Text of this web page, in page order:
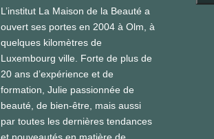
L’institut La Maison de la Beauté a
ouvert ses portes en 2004 à Olm, à
quelques kilomètres de
Luxembourg ville. Forte de plus de
20 ans d’expérience et de
formation, Julie passionnée de
beauté, de bien-être, mais aussi
par toutes les dernières tendances